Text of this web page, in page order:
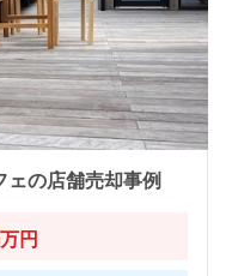
の店舗売却事例
万円